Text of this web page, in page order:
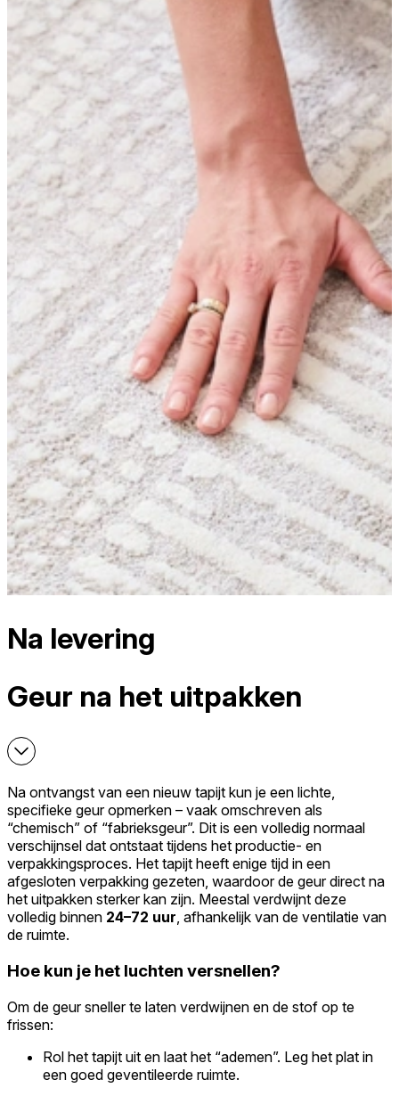
Na levering
Geur na het uitpakken
Na ontvangst van een nieuw tapijt kun je een lichte,
specifieke geur opmerken – vaak omschreven als
“chemisch” of “fabrieksgeur”. Dit is een volledig normaal
verschijnsel dat ontstaat tijdens het productie- en
verpakkingsproces. Het tapijt heeft enige tijd in een
afgesloten verpakking gezeten, waardoor de geur direct na
het uitpakken sterker kan zijn. Meestal verdwijnt deze
volledig binnen 24–72 uur, afhankelijk van de ventilatie van
de ruimte.
Hoe kun je het luchten versnellen?
Om de geur sneller te laten verdwijnen en de stof op te
frissen:
Rol het tapijt uit en laat het “ademen”. Leg het plat in
een goed geventileerde ruimte.